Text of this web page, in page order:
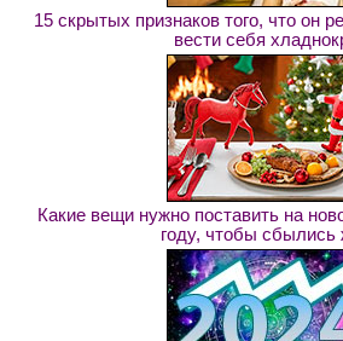
15 скрытых признаков того, что он
вести себя
Какие вещи нужно поставить на
году, чтобы сбылись